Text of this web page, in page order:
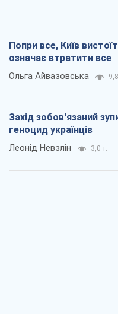
Попри все, Київ
означає втратити все
Ольга Айвазовська
Захід зобов'язаний
геноцид українців
Леонід Невзлін 3,0 т.